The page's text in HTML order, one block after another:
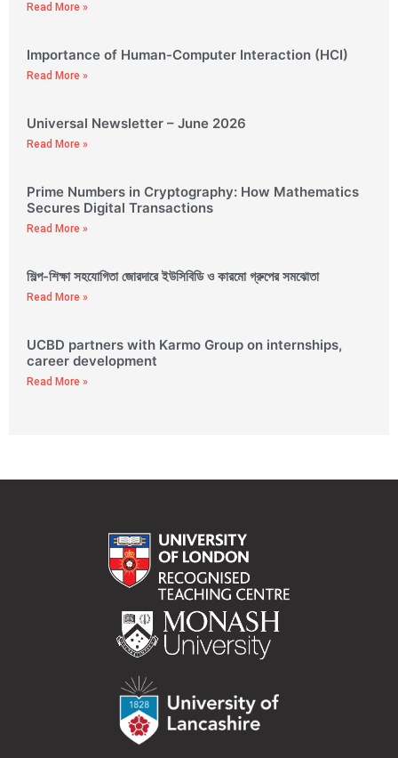
Read More »
Importance of Human-Computer Interaction (HCI)
Read More »
Universal Newsletter – June 2026
Read More »
Prime Numbers in Cryptography: How Mathematics
Secures Digital Transactions
Read More »
শিল্প-শিক্ষা সহযোগিতা জোরদারে ইউসিবিডি ও কারমো গ্রুপের সমঝোতা
Read More »
UCBD partners with Karmo Group on internships,
career development
Read More »